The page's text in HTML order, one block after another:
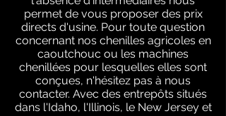
permet de vous proposer des prix
directs d'usine. Pour toute question
concernant nos chenilles agricoles en
caoutchouc ou les machines
chenillées pour lesquelles elles sont
conçues, n'hésitez pas à nous
contacter. Avec des entrepôts situés
dans l'Idaho, l'Illinois, le New Jersey et